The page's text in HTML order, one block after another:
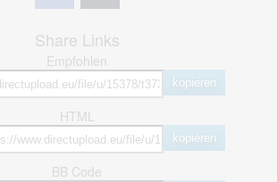
Share Links
Empfohlen
kopieren
HTML
kopieren
BB Code